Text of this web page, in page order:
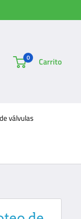
0 Carrito
válvulas